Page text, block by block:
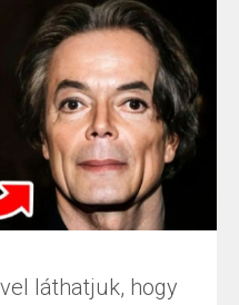
láthatjuk, hogy